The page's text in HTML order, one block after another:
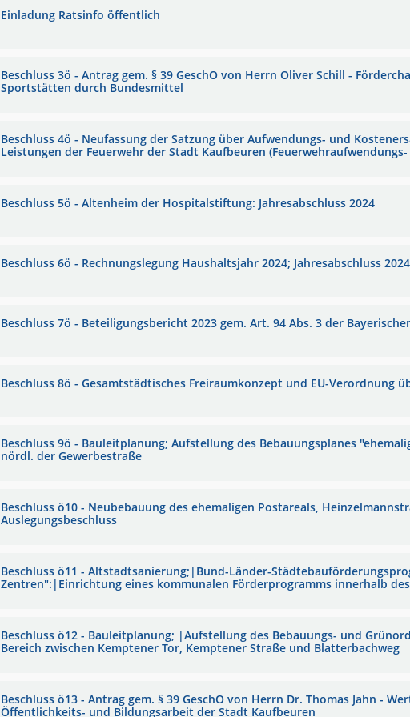
Einladung Ratsinfo öffentlich
Beschluss 3ö - Antrag gem. § 39 GeschO von Herrn Oliver Schill -
Sportstätten durch Bundesmittel
Beschluss 4ö - Neufassung der Satzung über Aufwendungs- und
Leistungen der Feuerwehr der Stadt Kaufbeuren
Beschluss 5ö - Altenheim der Hospitalstiftung: Jahresabschluss 2024
Beschluss 6ö - Rechnungslegung Haushaltsjahr 2024; Jahresabschluss
Beschluss 7ö - Beteiligungsbericht 2023 gem. Art. 94 Abs. 3 der
Beschluss 8ö - Gesamtstädtisches Freiraumkonzept und EU-Verordnung
Beschluss 9ö - Bauleitplanung; Aufstellung des Bebauungsplanes
nördl. der Gewerbestraße
Beschluss ö10 - Neubebauung des ehemaligen Postareals,
Auslegungsbeschluss
Beschluss ö11 - Altstadtsanierung;|Bund-Länder-
Zentren":|Einrichtung eines kommunalen Förderprogramms innerhalb
Beschluss ö12 - Bauleitplanung; |Aufstellung des Bebauungs- und
Bereich zwischen Kemptener Tor, Kemptener Straße und Blatterbachweg
Beschluss ö13 - Antrag gem. § 39 GeschO von Herrn Dr. Thomas Jahn -
Öffentlichkeits- und Bildungsarbeit der Stadt Kaufbeuren